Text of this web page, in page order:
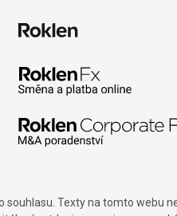
Texty na tomto webu